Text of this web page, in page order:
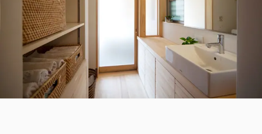
- 一般住宅
- 店舗・オフィス
- リノベーション
- TOP
- 新築
- 店舗・オフィス
- リノベーション
ご見学
- すべて
- コンセプトハウス6
- コンセプトハウス5
・イベント
・手しごとのコラム
・お客さまの声